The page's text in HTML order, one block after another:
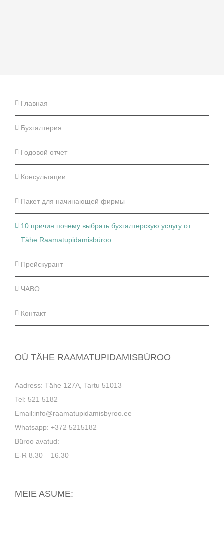
Главная
Бухгалтерия
Годовой отчет
Консультации
Пакет для начинающей фирмы
10 причин почему выбрать бухгалтерскую услугу от
Tähe Raamatupidamisbüroo
Прейскурант
ЧАВО
Контакт
OÜ TÄHE RAAMATUPIDAMISBÜROO
Aadress: Tähe 127A, Tartu 51013
Tel: 521 5182
Email:info@raamatupidamisbyroo.ee
Whatsapp: +372 5215182
Büroo avatud:
E-R 8.30 – 16.30
MEIE ASUME: